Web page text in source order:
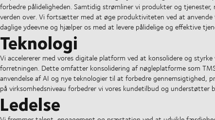
forbedre pålideligheden. Samtidig strømliner vi produkter og
verden over. Vi fortsætter med at øge produktiviteten ved at
daglige ydeevne og hjælper os med at levere pålidelige og effektive
Teknologi
Vi accelererer med vores digitale platform ved at konsolidere og
forretningen. Dette omfatter konsolidering af nøgleplatforme som
anvendelse af AI og nye teknologier til at forbedre gennemsigtighed,
på virksomhedsniveau forbedrer vi vores kundetilbud og understøtter
Ledelse